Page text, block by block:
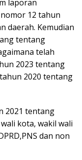
laporan
12 tahun
daerah. Kemudian
tentang
telah
2023 tentang
2020 tentang
2021 tentang
kota, wakil wali
dan non